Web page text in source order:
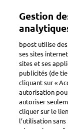
contenu
Zoeken
Carte
texte
Gestion
bpost utilise
ses sites
sites et ses
publicités (de
cliquant sur «
autorisation
autoriser
cliquer sur le
l’utilisation